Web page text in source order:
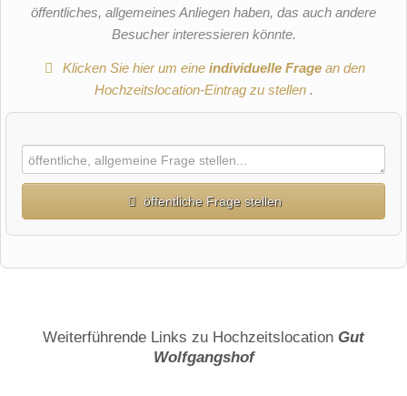
öffentliches, allgemeines Anliegen haben, das auch andere
Besucher interessieren könnte.
Klicken Sie hier um eineindividuelle Frage an den
Hochzeitslocation-Eintrag zu stellen .
öffentliche Frage stellen
Weiterführende Links zu Hochzeitslocation Gut
Wolfgangshof